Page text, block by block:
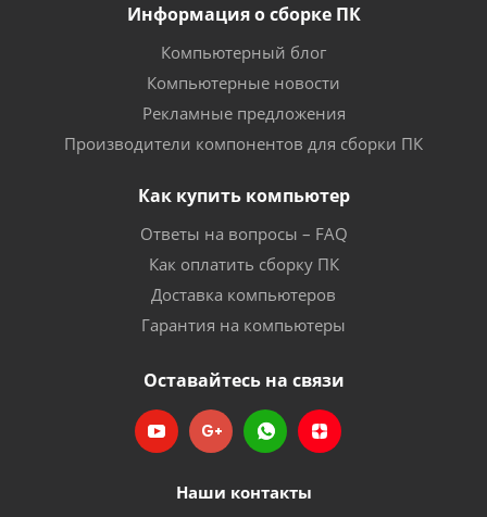
Информация о сборке ПК
Компьютерный блог
Компьютерные новости
Рекламные предложения
Производители компонентов для сборки ПК
Как купить компьютер
Ответы на вопросы – FAQ
Как оплатить сборку ПК
Доставка компьютеров
Гарантия на компьютеры
Оставайтесь на связи
Наши контакты